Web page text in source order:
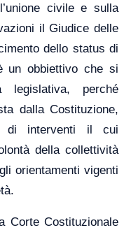
civile e sulla
il Giudice delle
dello status di
un obbiettivo che si
perché
dalla Costituzione,
di interventi il cui
della collettività
orientamenti vigenti
Corte Costituzionale